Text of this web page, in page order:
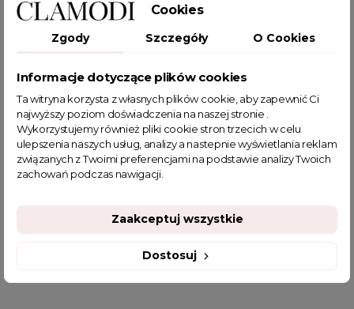
POWIĄZANE TAGI
kurtka jeansowa kurtki jesienne
katana jeansowa
kurtka na jesień
kurtka jeansowa damska
sklep z odzieżą damską
fajne ciuszki
katana jeansowa damska
kurteczki wiosenne
kurteczki bomberki
kurteczki damskie
kurtka bomberka
kurtka damska jesień
kurtka damska wiosna
modne kurtki damskie
Cookies
Zgody Szczegóły O Cookies
Informacje dotyczące plików cookies
Ta witryna korzysta z własnych plików cookie, aby zapewnić Ci
najwyższy poziom doświadczenia na naszej stronie .
Wykorzystujemy również pliki cookie stron trzecich w celu
ulepszenia naszych usług, analizy a nastepnie wyświetlania reklam
związanych z Twoimi preferencjami na podstawie analizy Twoich
zachowań podczas nawigacji.
Dostosuj
Zaakceptuj wszystkie